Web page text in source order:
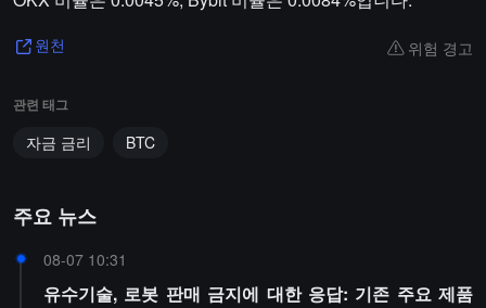
원천 위험 경고
관련 태그
자금 금리 BTC
주요 뉴스
08-07 10:31
유수기술, 로봇 판매 금지에 대한 응답: 기존 주요 제품